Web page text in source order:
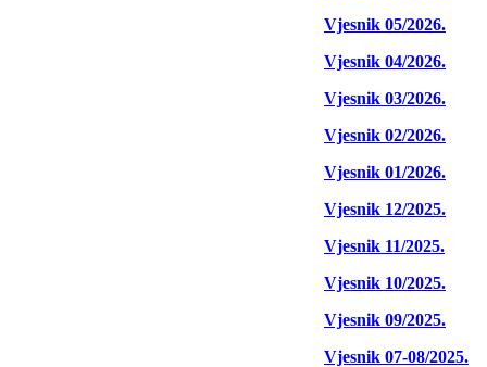
Vjesnik 05/2026.
Vjesnik 04/2026.
Vjesnik 03/2026.
Vjesnik 02/2026.
Vjesnik 01/2026.
Vjesnik 12/2025.
Vjesnik 11/2025.
Vjesnik 10/2025.
Vjesnik 09/2025.
Vjesnik 07-08/2025.